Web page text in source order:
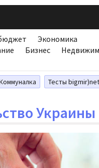
Экономика
Бизнес
Тесты bigmir)net
Украины